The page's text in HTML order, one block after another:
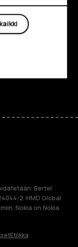
Bertel
2. HMD Global
Nokia on Nokia
Etiikka